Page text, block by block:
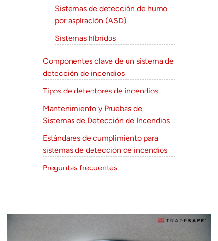
Sistemas de detección de humo
por aspiración (ASD)
Sistemas híbridos
Componentes clave de un sistema de
detección de incendios
Tipos de detectores de incendios
Mantenimiento y Pruebas de
Sistemas de Detección de Incendios
Estándares de cumplimiento para
sistemas de detección de incendios
Preguntas frecuentes